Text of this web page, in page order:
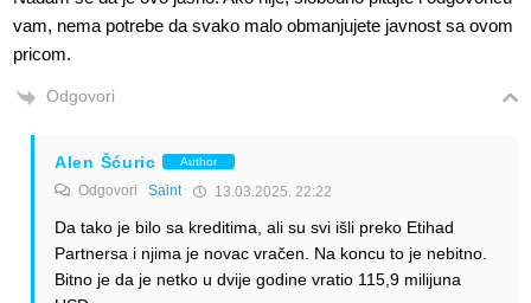
vam, nema potrebe da svako malo obmanjujete javnost sa ovom
pricom.
Odgovori
Alen Šćuric Author
Odgovori Saint 13.03.2025. 22:22
Da tako je bilo sa kreditima, ali su svi išli preko Etihad
Partnersa i njima je novac vračen. Na koncu to je nebitno.
Bitno je da je netko u dvije godine vratio 115,9 milijuna